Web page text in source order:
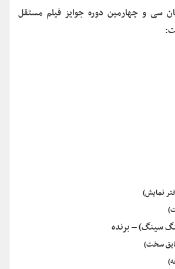
سی و چهارمین دوره جوایز فیلم مستقل
نمایش)
سینگ) – برنده
سخت)